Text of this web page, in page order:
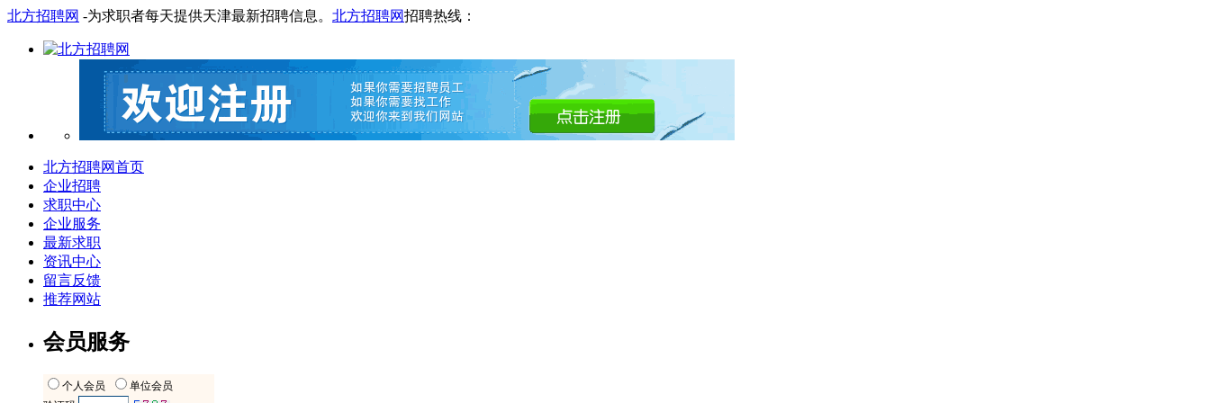
北方招聘网 -为求职者每天提供天津最新招聘信息。 北方招聘网招聘热线：
北方招聘网首页
企业招聘
求职中心
企业服务
最新求职
资讯中心
留言反馈
推荐网站
会员服务